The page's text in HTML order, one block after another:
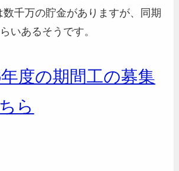
千万の貯金がありますが、同期
いあるそうです。
度の期間工の募集
ら